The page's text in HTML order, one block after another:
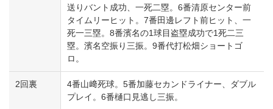
送りバント成功、一死二塁。6番清原センター前
タイムリーヒット。7番田邊レフト前ヒット、一
死一三塁。8番濱名の1球目盗塁成功で1死二三
塁。濱名空振り三振。9番代打松畑ショートゴ
ロ。
2回裏
4番山﨑死球。5番加藤セカンドライナー、ダブル
プレイ。6番樋口見逃し三振。